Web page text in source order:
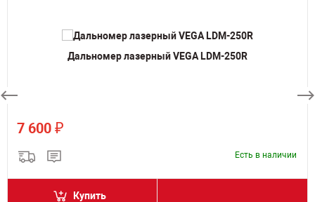
Дальномер лазерный VEGA LDM-250R
7 600 ₽
Есть в наличии
Купить